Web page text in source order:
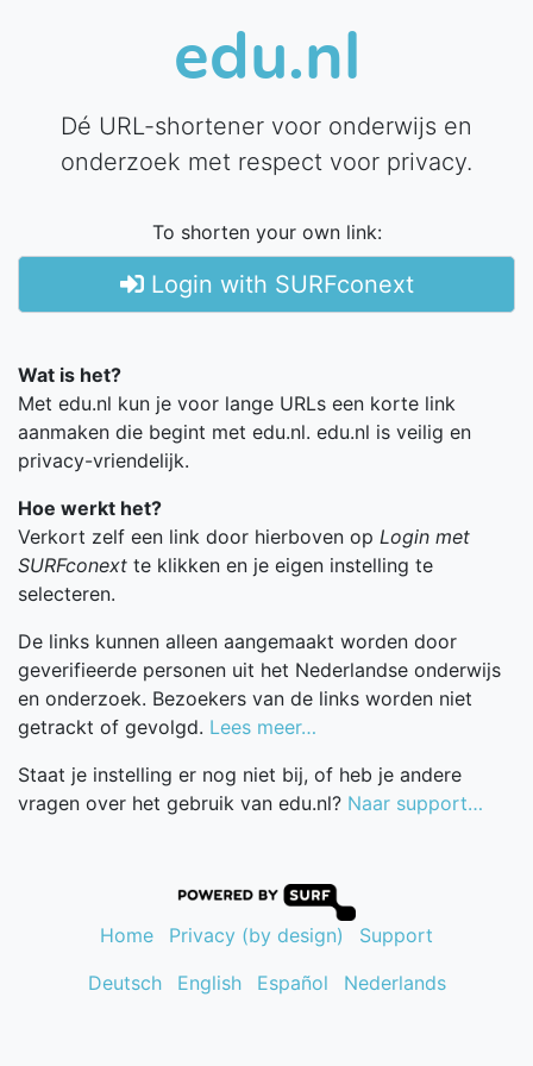
edu.nl
Dé URL-shortener voor onderwijs en
onderzoek met respect voor privacy.
To shorten your own link:
Login with SURFconext
Wat is het?
Met edu.nl kun je voor lange URLs een korte link
aanmaken die begint met edu.nl. edu.nl is veilig en
privacy-vriendelijk.
Hoe werkt het?
Verkort zelf een link door hierboven op Login met
SURFconext te klikken en je eigen instelling te
selecteren.
De links kunnen alleen aangemaakt worden door
geverifieerde personen uit het Nederlandse onderwijs
en onderzoek. Bezoekers van de links worden niet
getrackt of gevolgd. Lees meer…
Staat je instelling er nog niet bij, of heb je andere
vragen over het gebruik van edu.nl? Naar support…
Home Privacy (by design)
Support
Deutsch
English Español Nederlands